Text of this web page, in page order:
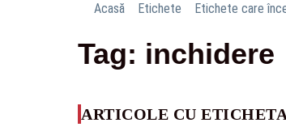
Acasă Etichete Etichete care
Tag: inchidere
ARTICOLE CU